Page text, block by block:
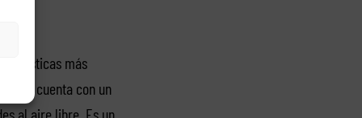
más
que cuenta con un
al aire libre. Es un